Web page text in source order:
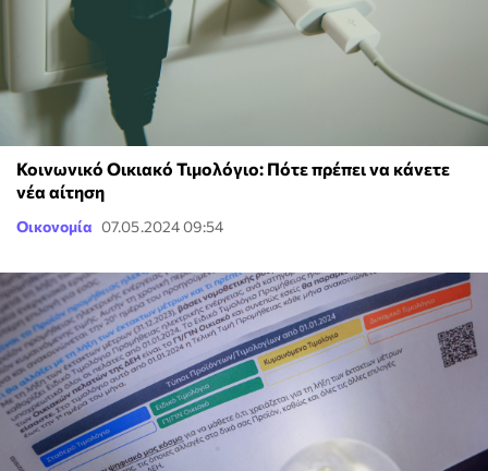
Κοινωνικό Οικιακό Τιμολόγιο: Πότε πρέπει να κάνετε
νέα αίτηση
Οικονομία 07.05.2024 09:54